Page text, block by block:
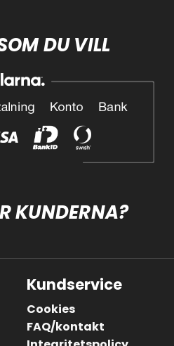
DU VILL
KUNDERNA?
Kundservice
Cookies
FAQ/kontakt